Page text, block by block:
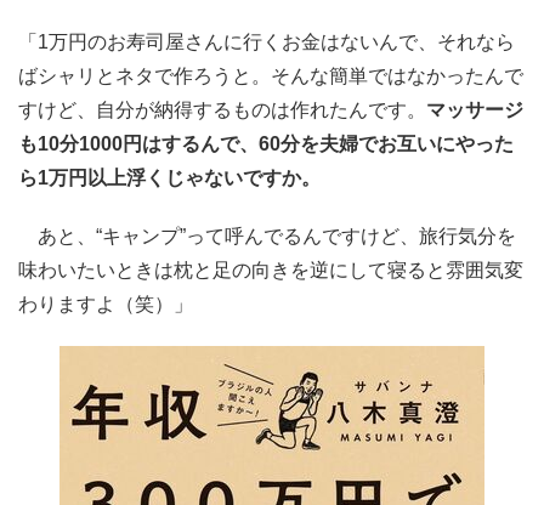
「1万円のお寿司屋さんに行くお金はないんで、それなら
ばシャリとネタで作ろうと。そんな簡単ではなかったんで
すけど、自分が納得するものは作れたんです。 マッサージ
も10分1000円はするんで、60分を夫婦でお互いにやった
ら1万円以上浮くじゃないですか。
あと、“キャンプ”って呼んでるんですけど、旅行気分を
味わいたいときは枕と足の向きを逆にして寝ると雰囲気変
わりますよ（笑）」